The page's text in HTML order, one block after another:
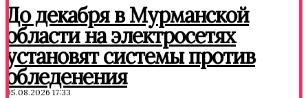
До декабря в Мурманской
области на электросетях
установят системы против
обледенения
05.08.2026 17:33